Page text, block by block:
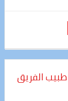
طبيب الفريق